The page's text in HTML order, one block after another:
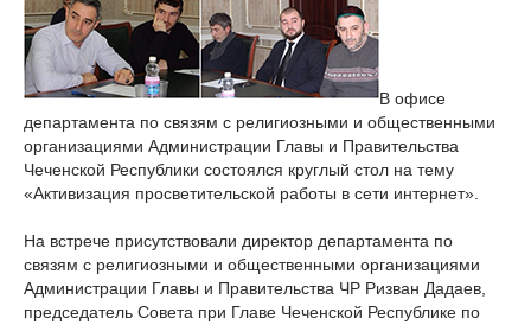
В офисе
департамента по связям с религиозными и общественными
организациями Администрации Главы и Правительства
Чеченской Республики состоялся круглый стол на тему
«Активизация просветительской работы в сети интернет».
На встрече присутствовали директор департамента по
связям с религиозными и общественными организациями
Администрации Главы и Правительства ЧР Ризван Дадаев,
председатель Совета при Главе Чеченской Республике по